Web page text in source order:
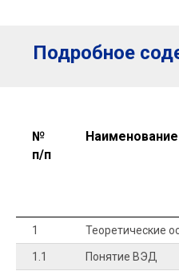
Подробное
№
п/п
1 Теоретические
1.1 Понятие ВЭД